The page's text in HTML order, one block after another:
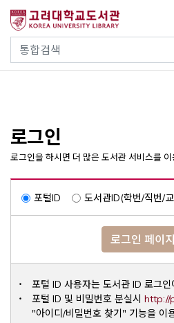
건
통합검색
사이트내 검색
로그인
로그인을 하시면 더 많은 도서관 서비스를 이
포털ID 도서관ID(학번/직번/
로그인 페이
포털 ID 사용자는 도서관 ID 로그인
포털 ID 및 비밀번호 분실시 http://
"아이디/비밀번호 찾기" 기능을 이